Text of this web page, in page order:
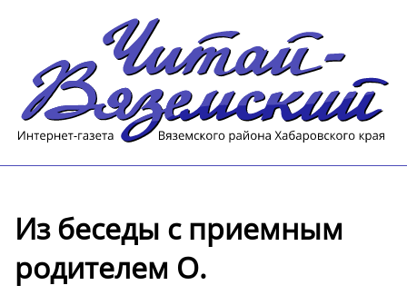
Из беседы с приемным
родителем О.